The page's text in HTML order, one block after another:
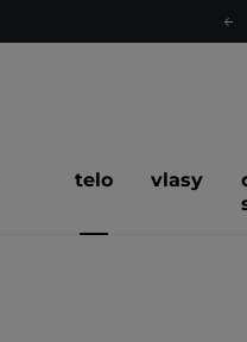
telo vlasy